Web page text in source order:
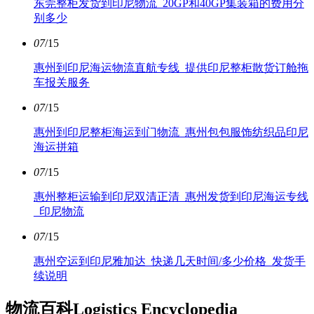
东莞整柜发货到印尼物流_20GP和40GP集装箱的费用分
别多少
07/15
惠州到印尼海运物流直航专线_提供印尼整柜散货订舱拖
车报关服务
07/15
惠州到印尼整柜海运到门物流_惠州包包服饰纺织品印尼
海运拼箱
07/15
惠州整柜运输到印尼双清正清_惠州发货到印尼海运专线
_印尼物流
07/15
惠州空运到印尼雅加达_快递几天时间/多少价格_发货手
续说明
物流百科Logistics Encyclopedia